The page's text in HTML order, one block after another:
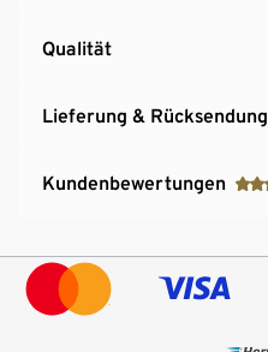
Qualität
Lieferung & Rücksendung
Kundenbewertungen